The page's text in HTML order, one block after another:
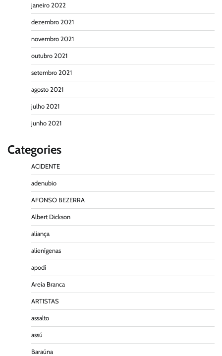
janeiro 2022
dezembro 2021
novembro 2021
outubro 2021
setembro 2021
agosto 2021
julho 2021
junho 2021
Categories
ACIDENTE
adenubio
AFONSO BEZERRA
Albert Dickson
aliança
alienígenas
apodi
Areia Branca
ARTISTAS
assalto
assú
Baraúna